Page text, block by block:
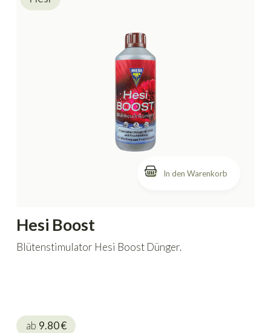
In den Warenkorb
Hesi Boost
Blütenstimulator Hesi Boost Dünger.
ab 9.80€